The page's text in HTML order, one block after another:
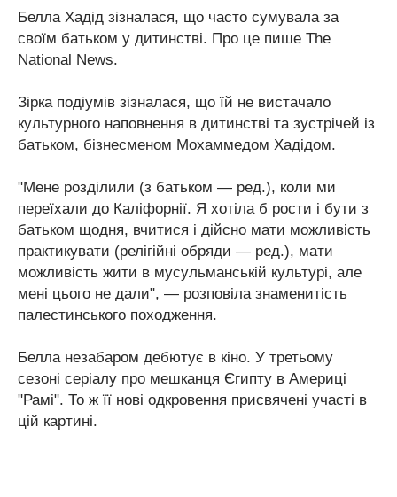
Белла Хадід зізналася, що часто сумувала за
своїм батьком у дитинстві. Про це пише The
National News.
Зірка подіумів зізналася, що їй не вистачало
культурного наповнення в дитинстві та зустрічей із
батьком, бізнесменом Мохаммедом Хадідом.
"Мене розділили (з батьком — ред.), коли ми
переїхали до Каліфорнії. Я хотіла б рости і бути з
батьком щодня, вчитися і дійсно мати можливість
практикувати (релігійні обряди — ред.), мати
можливість жити в мусульманській культурі, але
мені цього не дали", — розповіла знаменитість
палестинського походження.
Белла незабаром дебютує в кіно. У третьому
сезоні серіалу про мешканця Єгипту в Америці
"Рамі". То ж її нові одкровення присвячені участі в
цій картині.